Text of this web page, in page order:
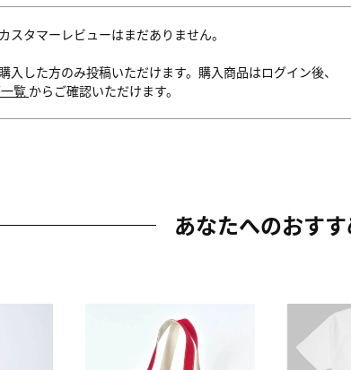
スタマーレビューはまだありません。
入した方のみ投稿いただけます。購入商品はログイン後、
覧 からご確認いただけます。
あなたへのおす